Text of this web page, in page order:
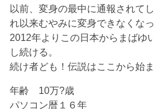
以前、変身の最中に通報されて
れ以来むやみに変身できなくな
2012年よりこの日本からまばゆ
し続ける。
続け者ども！伝説はここから始ま
年齢 10万?歳
パソコン暦１６年